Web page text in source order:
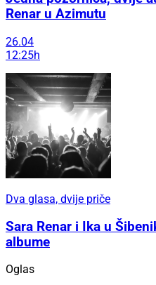
Renar u Azimutu
26.04
12:25h
Dva glasa, dvije priče
Sara Renar i Ika u
albume
Oglas